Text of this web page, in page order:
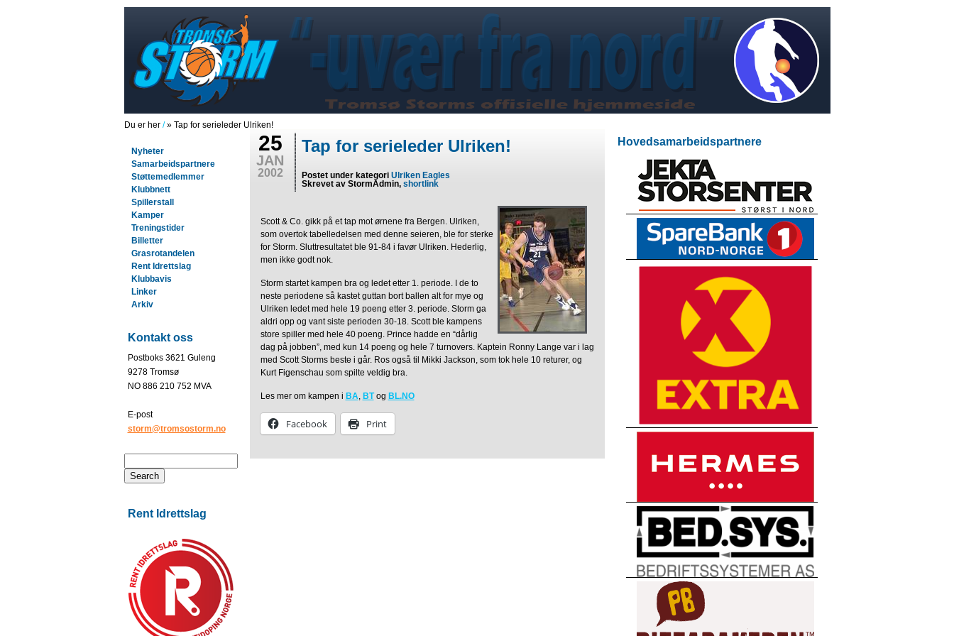
Du er her /» Tap for serieleder Ulriken!
Nyheter
Samarbeidspartnere
Støttemedlemmer
Klubbnett
Spillerstall
Kamper
Treningstider
Billetter
Grasrotandelen
Rent Idrettslag
Klubbavis
Linker
Arkiv
Kontakt oss
Postboks 3621 Guleng
9278 Tromsø
NO 886 210 752 MVA
E-post
storm@tromsostorm.no
Rent Idrettslag
25
JAN
2002
Tap for serieleder Ulriken!
Postet under kategori Ulriken Eagles
Skrevet av StormAdmin, shortlink
Scott & Co. gikk på et tap mot ørnene fra Bergen. Ulriken,
som overtok tabelledelsen med denne seieren, ble for sterke
for Storm. Sluttresultatet ble 91-84 i favør Ulriken. Hederlig,
men ikke godt nok.
Storm startet kampen bra og ledet etter 1. periode. I de to
neste periodene så kastet guttan bort ballen alt for mye og
Ulriken ledet med hele 19 poeng etter 3. periode. Storm ga
aldri opp og vant siste perioden 30-18. Scott ble kampens
store spiller med hele 40 poeng. Prince hadde en “dårlig
dag på jobben”, med kun 14 poeng og hele 7 turnovers. Kaptein Ronny Lange var i lag
med Scott Storms beste i går. Ros også til Mikki Jackson, som tok hele 10 returer, og
Kurt Figenschau som spilte veldig bra.
Les mer om kampen i BA, BTog BL.NO
Facebook Print
Hovedsamarbeidspartnere